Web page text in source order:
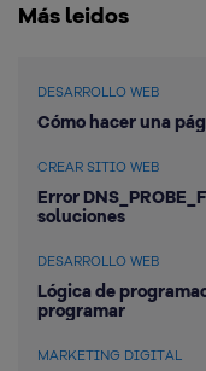
Más leidos
DESARROLLO WEB
Cómo hacer una
CREAR SITIO WEB
Error
soluciones
DESARROLLO WEB
Lógica de
programar
MARKETING DIGITAL